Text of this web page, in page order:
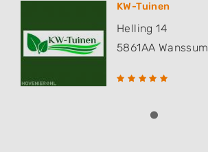
KW-Tuinen
Helling 14
5861AA Wanssum